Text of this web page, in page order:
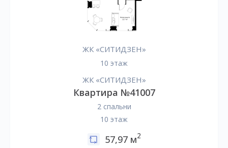
ЖК «СИТИДЗЕН»
10 этаж
ЖК «СИТИДЗЕН»
Квартира №41007
2 спальни
10 этаж
57,97 м2